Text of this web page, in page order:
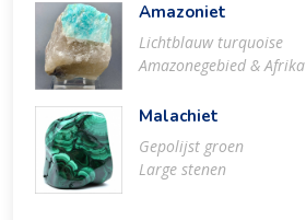
Amazoniet
Lichtblauw turquoise
Amazonegebied & Afrika
Malachiet
Gepolijst groen
Large stenen